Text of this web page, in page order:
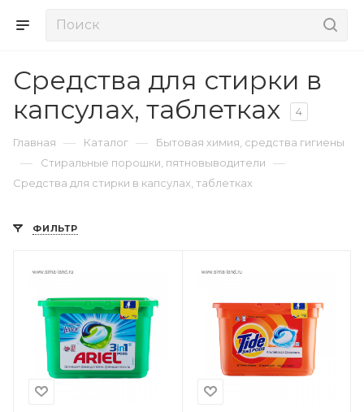
Средства для стирки в
капсулах, таблетках
4
Главная — Каталог — Бытовая химия, средства гигиены
— Стиральные порошки, пятновыводители —
Средства для стирки в капсулах, таблетках
ФИЛЬТР